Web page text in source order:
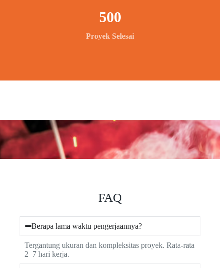
Proyek Selesai
500
FAQ
Berapa lama waktu pengerjaannya?
Tergantung ukuran dan kompleksitas proyek. Rata-rata
2–7 hari kerja.